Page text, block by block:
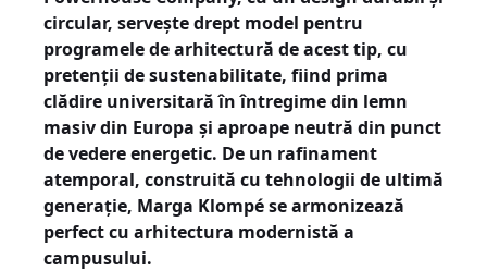
circular, servește drept model pentru
programele de arhitectură de acest tip, cu
pretenții de sustenabilitate, fiind prima
clădire universitară în întregime din lemn
masiv din Europa și aproape neutră din punct
de vedere energetic. De un rafinament
atemporal, construită cu tehnologii de ultimă
generație, Marga Klompé se armonizează
perfect cu arhitectura modernistă a
campusului.